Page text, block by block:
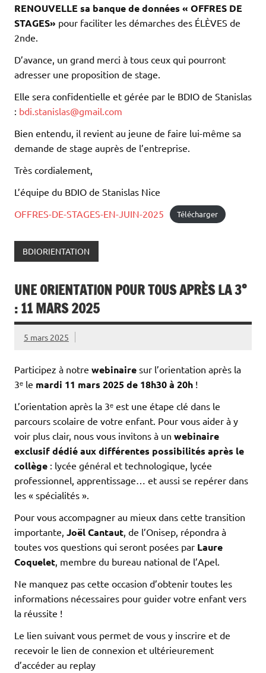
RENOUVELLE sa banque de données « OFFRES DE
STAGES» pour faciliter les démarches des ÉLÈVES de
2nde.
D’avance, un grand merci à tous ceux qui pourront
adresser une proposition de stage.
Elle sera confidentielle et gérée par le BDIO de Stanislas
: bdi.stanislas@gmail.com
Bien entendu, il revient au jeune de faire lui-même sa
demande de stage auprès de l’entreprise.
Très cordialement,
L’équipe du BDIO de Stanislas Nice
OFFRES-DE-STAGES-EN-JUIN-2025
Télécharger
BDIORIENTATION
UNE ORIENTATION POUR TOUS APRÈS LA 3°
: 11 MARS 2025
5 mars 2025
Participez à notre webinaire sur l’orientation après la
3ᵉ le mardi 11 mars 2025 de 18h30 à 20h !
L’orientation après la 3ᵉ est une étape clé dans le
parcours scolaire de votre enfant. Pour vous aider à y
voir plus clair, nous vous invitons à un webinaire
exclusif dédié aux différentes possibilités après le
collège : lycée général et technologique, lycée
professionnel, apprentissage… et aussi se repérer dans
les « spécialités ».
Pour vous accompagner au mieux dans cette transition
importante, Joël Cantaut, de l’Onisep, répondra à
toutes vos questions qui seront posées par Laure
Coquelet, membre du bureau national de l’Apel.
Ne manquez pas cette occasion d’obtenir toutes les
informations nécessaires pour guider votre enfant vers
la réussite !
Le lien suivant vous permet de vous y inscrire et de
recevoir le lien de connexion et ultérieurement
d’accéder au replay